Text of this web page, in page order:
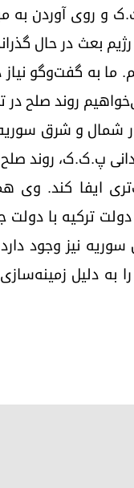
و روی آوردن به
بعث در حال
ما به گفت‌وگو
روند صلح در
شمال و شرق
پ.ک.ک، روند
ایفا کند. وی
ترکیه با دولت
نیز وجود
به دلیل